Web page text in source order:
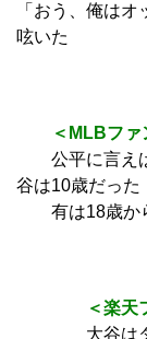
「おう、俺は
呟いた
＜MLBファ
公平に言えば
谷は10歳だった
有は18歳から
＜楽天フ
大谷はダル